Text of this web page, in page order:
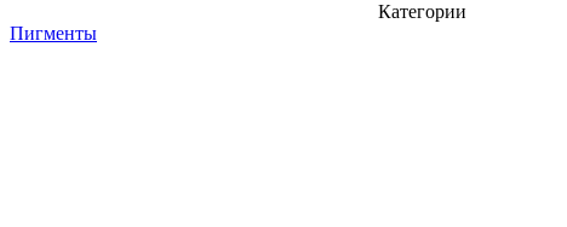
Категории
Пигменты